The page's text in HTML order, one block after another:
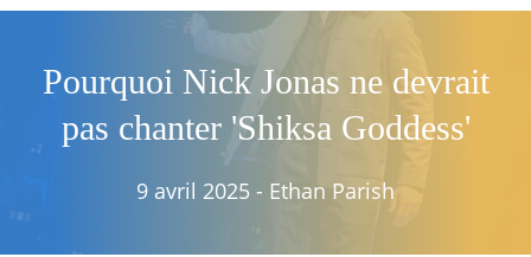
Pourquoi Nick Jonas ne devrait
pas chanter 'Shiksa Goddess'
9 avril 2025 - Ethan Parish